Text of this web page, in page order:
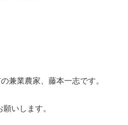
兼業農家、藤本一志です。
いします。